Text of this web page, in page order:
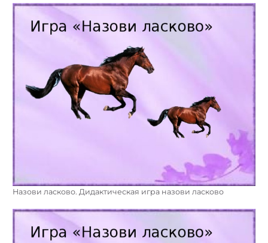
Назови ласково. Дидактическая игра назови ласково